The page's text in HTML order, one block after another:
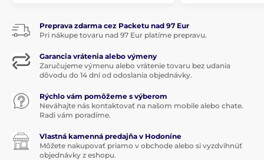
Preprava zdarma cez Packetu nad 97 Eur
Pri nákupe tovaru nad 97 Eur platíme prepravu.
Garancia vrátenia alebo výmeny
Zaručujeme výmenu alebo vrátenie tovaru bez udania
dôvodu do 14 dní od odoslania objednávky.
Rýchlo vám pomôžeme s výberom
Neváhajte nás kontaktovať na našom mobile alebo chate.
Radi vám poradíme.
Vlastná kamenná predajňa v Hodoníne
Môžete nakupovať priamo v obchode alebo si vyzdvihnúť
objednávky z eshopu.